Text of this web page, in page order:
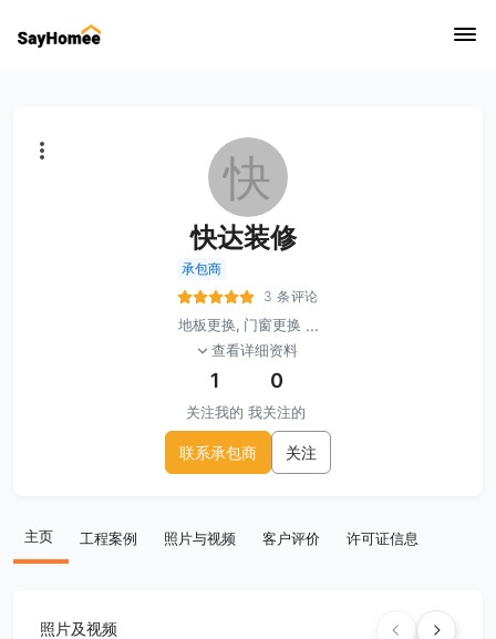
快
快达装修
承包商
3 条评论
地板更换, 门窗更换 ...
查看详细资料
1
关注我的
0
我关注的
联系承包商 关注
主页 工程案例 照片与视频 客户评价 许可证信息
照片及视频